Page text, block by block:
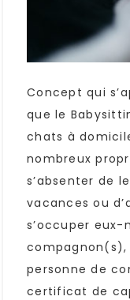
Concept qui
que le
chats à
nombreux
s’absenter de
vacances ou
s’occuper
personne de
certificat de